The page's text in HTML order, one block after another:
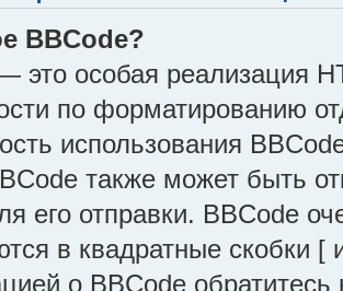
BBCode?
это особая реализация
по форматированию
использования
также может быть
его отправки. BBCode
в квадратные скобки
о BBCode обратитесь